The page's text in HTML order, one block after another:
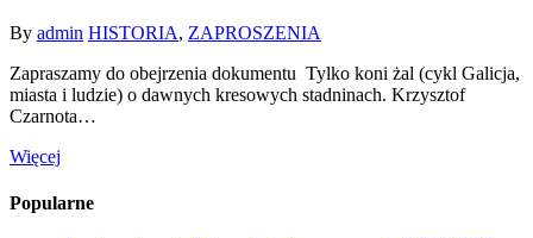
By admin HISTORIA, ZAPROSZENIA
Zapraszamy do obejrzenia dokumentu Tylko koni żal (cykl Galicja,
miasta i ludzie) o dawnych kresowych stadninach. Krzysztof
Czarnota…
Więcej
Popularne